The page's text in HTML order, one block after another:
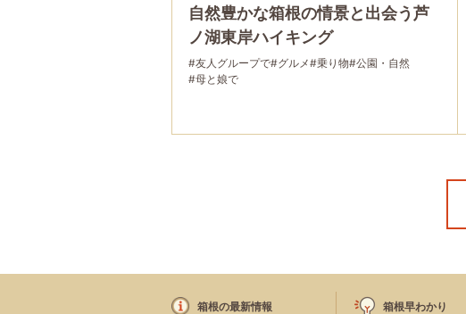
自然豊かな箱根の情景と出会う芦
ノ湖東岸ハイキング
#友人グループで#グルメ#乗り物#公園・自然
#母と娘で
箱根の最新情報
箱根早わかり